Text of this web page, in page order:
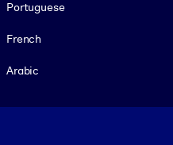
Portuguese
French
Arabic